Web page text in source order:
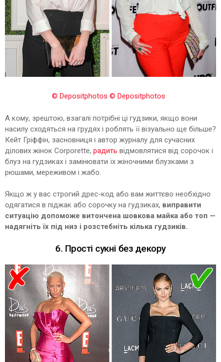
© Depositphotos © Depositphotos
А кому, зрештою, взагалі потрібні ці гудзики, якщо вони
насилу сходяться на грудях і роблять її візуально ще більше?
Кейт Гріффін, засновниця і автор журналу для сучасних
ділових жінок Corporette, радить відмовлятися від сорочок і
блуз на гудзиках і замінювати їх жіночними блузками з
рюшами, мереживом і жабо.
Якщо ж у вас строгий дрес-код або вам життєво необхідно
одягатися в піджак або сорочку на гудзиках, виправити
ситуацію допоможе витончена шовкова майка або топ —
надягніть їх під низ і розстебніть кілька гудзиків.
6. Прості сукні без декору